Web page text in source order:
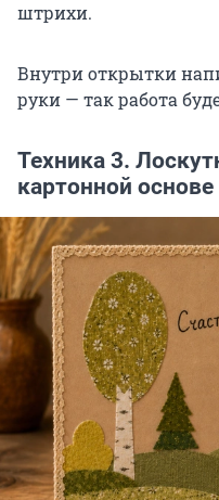
штрихи.
Внутри открытки
руки — так работа
Техника 3.
картонной основе